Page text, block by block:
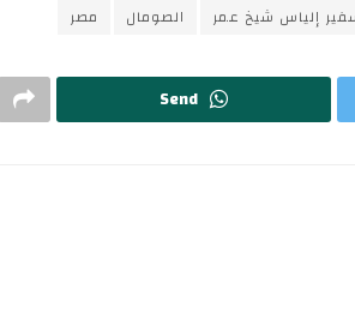
إلياس شيخ عمر الصومال مصر
Send